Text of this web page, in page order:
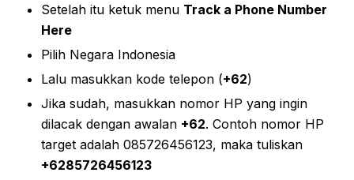
Setelah itu ketuk menu Track a Phone Number
Here
Pilih Negara Indonesia
Lalu masukkan kode telepon (+62)
Jika sudah, masukkan nomor HP yang ingin
dilacak dengan awalan +62. Contoh nomor HP
target adalah 085726456123, maka tuliskan
+6285726456123